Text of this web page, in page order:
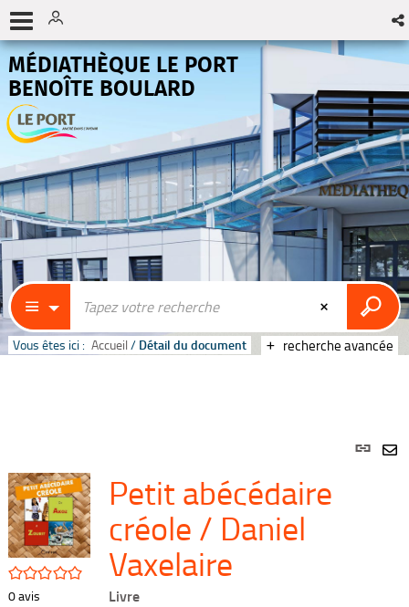
MÉDIATHÈQUE LE PORT
BENOÎTE BOULARD
recherche avancée
Vous êtes ici : Accueil / Détail du document
Lien
/5
0avis
Petit abécédaire
créole / Daniel
Vaxelaire
Livre